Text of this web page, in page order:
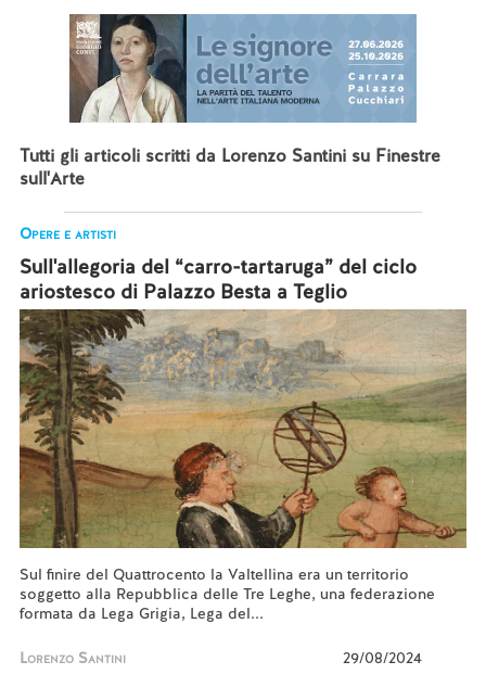
Tutti gli articoli scritti da Lorenzo Santini su Finestre
sull'Arte
Opere e artisti
Sull'allegoria del “carro-tartaruga” del ciclo
ariostesco di Palazzo Besta a Teglio
Sul finire del Quattrocento la Valtellina era un territorio
soggetto alla Repubblica delle Tre Leghe, una federazione
formata da Lega Grigia, Lega del...
Lorenzo Santini 29/08/2024